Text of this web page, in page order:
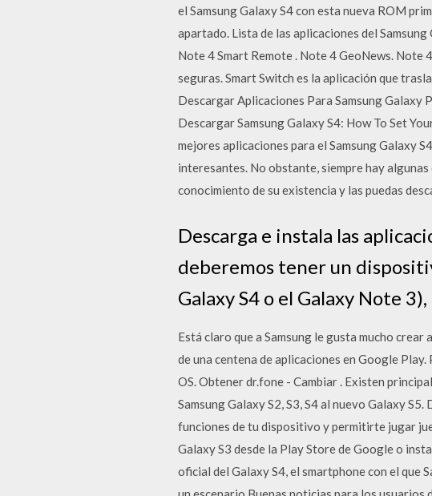
el Samsung Galaxy S4 con esta nueva ROM
apartado. Lista de las aplicaciones del
Note 4 Smart Remote . Note 4 GeoNews. Note
seguras. Smart Switch es la aplicación que
Descargar Aplicaciones Para Samsung
Descargar Samsung Galaxy S4: How To Set
mejores aplicaciones para el Samsung Galaxy
interesantes. No obstante, siempre hay
conocimiento de su existencia y las puedas
Descarga e instala las
deberemos tener un
Galaxy S4 o el Galaxy Note 3),
Está claro que a Samsung le gusta mucho
de una centena de aplicaciones en Google
OS. Obtener dr.fone - Cambiar . Existen
Samsung Galaxy S2, S3, S4 al nuevo Galaxy
funciones de tu dispositivo y permitirte jugar
Galaxy S3 desde la Play Store de Google o
oficial del Galaxy S4, el smartphone con el que